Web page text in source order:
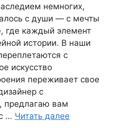
немногих,
с души — с мечты
где каждый элемент
истории. В наши
с
искусство
переживает свое
с
предлагаю вам
… Читать далее